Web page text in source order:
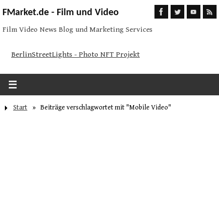
FMarket.de - Film und Video
Film Video News Blog und Marketing Services
BerlinStreetLights - Photo NFT Projekt
Start » Beiträge verschlagwortet mit "Mobile Video"